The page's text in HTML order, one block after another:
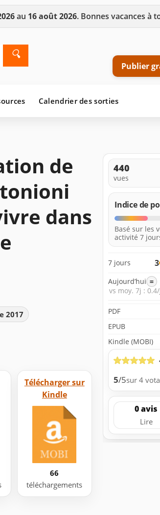
au 16 août 2026. Bonnes vacances à
🔍
Publier
Calendrier des sorties
de
dans
2017
Télécharger sur
Kindle
66
téléchargements
440
vues
Indice de
Basé sur les
activité 7
7 jours 3
Aujourd’hui =
vs moy. 7j :
PDF
EPUB
Kindle (MOBI)
5/5sur 4
0 avis
Lire